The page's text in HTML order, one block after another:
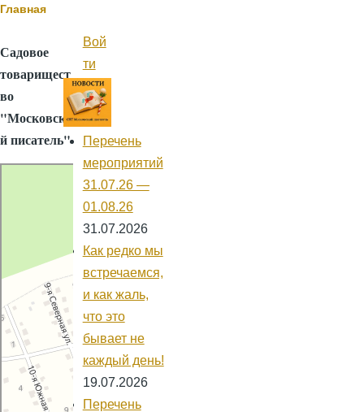
Строка
навигации
Главная
Садовое
товарищест
во
"Московски
й писатель"
Яндекс.Карты
Меню
учётной
записи
пользователя
Вой
ти
Перечень
мероприятий
31.07.26 —
01.08.26
31.07.2026
Как редко мы
встречаемся,
и как жаль,
что это
бывает не
каждый день!
19.07.2026
Перечень